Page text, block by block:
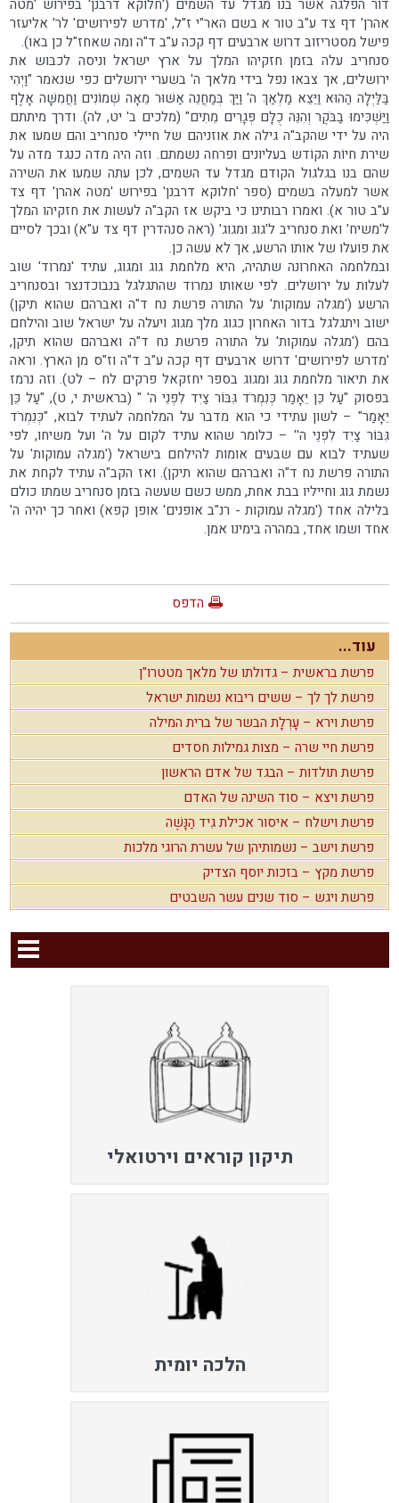
דור הפלגה אשר בנו מגדל עד השמים ('חלוקא דרבנן' בפירוש 'מטה
אהרן' דף צד ע"ב טור א בשם האר"י ז"ל, 'מדרש לפירושים' לר' אליעזר
פישל מסטריזוב דרוש ארבעים דף קכה ע"ב ד"ה ומה שאחז"ל כן באו).
סנחריב עלה בזמן חזקיהו המלך על ארץ ישראל וניסה לכבוש את
ירושלים, אך צבאו נפל בידי מלאך ה' בשערי ירושלים כפי שנאמר "וַיְהִי
בַּלַּיְלָה הַהוּא וַיֵּצֵא מַלְאַךְ ה' וַיַּךְ בְּמַחֲנֵה אַשּׁוּר מֵאָה שְׁמוֹנִים וַחֲמִשָּׁה אָלֶף
וַיַּשְׁכִּימוּ בַבֹּקֶר וְהִנֵּה כֻלָּם פְּגָרִים מֵתִים" (מלכים ב' יט, לה). ודרך מיתתם
היה על ידי שהקב"ה גילה את אוזניהם של חיילי סנחריב והם שמעו את
שירת חיוֹת הקוֹדש בעליונים ופרחה נשמתם. וזה היה מדה כנגד מדה על
שהם בנו בגלגול הקודם מגדל עד השמים, לכן עתה שמעו את השירה
אשר למעלה בשמים (ספר 'חלוקא דרבנן' בפירוש 'מטה אהרן' דף צד
ע"ב טור א). ואמרו רבותינו כי ביקש אז הקב"ה לעשות את חזקיהו המלך
ל'משיח' ואת סנחריב ל'גוג ומגוג' (ראה סנהדרין דף צד ע"א) ובכך לסיים
את פועלו של אותו הרשע, אך לא עשה כן.
ובמלחמה האחרונה שתהיה, היא מלחמת גוג ומגוג, עתיד 'נמרוד' שוב
לעלות על ירושלים. לפי שאותו נמרוד שהתגלגל בנבוכדנצר ובסנחריב
הרשע ('מגלה עמוקות' על התורה פרשת נח ד"ה ואברהם שהוא תיקן)
ישוב ויתגלגל בדור האחרון כגוג מלך מגוג ויעלה על ישראל שוב והילחם
בהם ('מגלה עמוקות' על התורה פרשת נח ד"ה ואברהם שהוא תיקן,
'מדרש לפירושים' דרוש ארבעים דף קכה ע"ב ד"ה וז"ס מן הארץ. וראה
את תיאור מלחמת גוג ומגוג בספר יחזקאל פרקים לח – לט). וזה נרמז
בפסוק "עַל כֵּן יֵאָמַר כְּנִמְרֹד גִּבּוֹר צַיִד לִפְנֵי ה' " (בראשית י, ט), "עַל כֵּן
יֵאָמַר" – לשון עתידי כי הוא מדבר על המלחמה לעתיד לבוא, "כְּנִמְרֹד
גִּבּוֹר צַיִד לִפְנֵי ה'' – כלומר שהוא עתיד לקום על ה' ועל משיחו, לפי
שעתיד לבוא עם שבעים אומות להילחם בישראל ('מגלה עמוקות' על
התורה פרשת נח ד"ה ואברהם שהוא תיקן). ואז הקב"ה עתיד לקחת את
נשמת גוג וחייליו בבת אחת, ממש כשם שעשה בזמן סנחריב שמתו כולם
בלילה אחד ('מגלה עמוקות - רנ"ב אופנים' אופן קפא) ואחר כך יהיה ה'
אחד ושמו אחד, במהרה בימינו אמן.
הדפס
עוד...
פרשת בראשית – גדולתו של מלאך מטטרו"ן
פרשת לך לך – ששים ריבוא נשמות ישראל
פרשת וירא – עָרְלָת הבשר של ברית המילה
פרשת חיי שרה – מצות גמילות חסדים
פרשת תולדות – הבגד של אדם הראשון
פרשת ויצא – סוד השינה של האדם
פרשת וישלח – איסור אכילת גִיד הַנָּשֶׁה
פרשת וישב – נשמותיהן של עשרת הרוגי מלכות
פרשת מקץ – בזכות יוסף הצדיק
פרשת ויגש – סוד שנים עשר השבטים
תיקון קוראים וירטואלי
הלכה יומית